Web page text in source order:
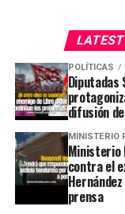
LATEST
POLÍTICAS
Diputadas
difusión
MINISTERIO
Ministerio
contra el
prensa